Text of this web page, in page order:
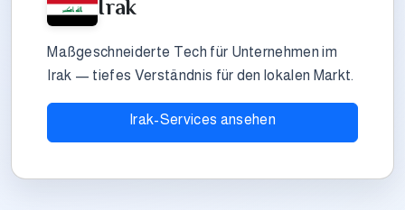
Irak
Maßgeschneiderte Tech für Unternehmen im
Irak — tiefes Verständnis für den lokalen Markt.
Irak-Services ansehen